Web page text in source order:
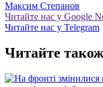
Максим Степанов
Читайте нас у Google
Читайте нас у Telegram
Читайте також